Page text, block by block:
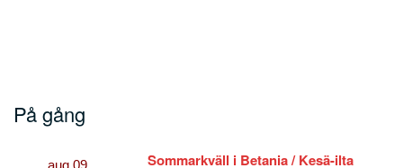
På gång
aug 09
Sommarkväll i Betania / Kesä-ilta